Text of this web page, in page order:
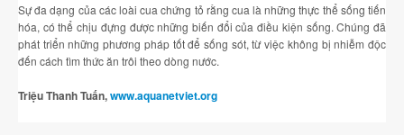
Sự đa dạng của các loài cua chứng tỏ rằng cua là những thực thể sống tiến
hóa, có thể chịu đựng được những biến đổi của điều kiện sống. Chúng đã
phát triển những phương pháp tốt để sống sót, từ việc không bị nhiễm độc
đến cách tìm thức ăn trôi theo dòng nước.
Triệu Thanh Tuấn,www.aquanetviet.org